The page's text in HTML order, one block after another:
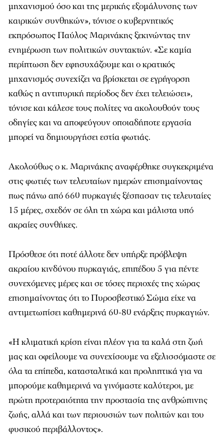
μηχανισμού όσο και της μερικής εξομάλυνσης των
καιρικών συνθηκών», τόνισε ο κυβερνητικός
εκπρόσωπος Παύλος Μαρινάκης ξεκινώντας την
ενημέρωση των πολιτικών συντακτών. «Σε καμία
περίπτωση δεν εφησυχάζουμε και ο κρατικός
μηχανισμός συνεχίζει να βρίσκεται σε εγρήγορση
καθώς η αντιπυρική περίοδος δεν έχει τελειώσει»,
τόνισε και κάλεσε τους πολίτες να ακολουθούν τους
οδηγίες και να αποφεύγουν οποιαδήποτε εργασία
μπορεί να δημιουργήσει εστία φωτιάς.
Ακολούθως ο κ. Μαρινάκης αναφέρθηκε συγκεκριμένα
στις φωτιές των τελευταίων ημερών επισημαίνοντας
πως πάνω από 660 πυρκαγιές ξέσπασαν τις τελευταίες
15 μέρες, σχεδόν σε όλη τη χώρα και μάλιστα υπό
ακραίες συνθήκες.
Πρόσθεσε ότι ποτέ άλλοτε δεν υπήρξε πρόβλεψη
ακραίου κινδύνου πυρκαγιάς, επιπέδου 5 για πέντε
συνεχόμενες μέρες και σε τόσες περιοχές της χώρας
επισημαίνοντας ότι το Πυροσβεστικό Σώμα είχε να
αντιμετωπίσει καθημερινά 60-80 ενάρξεις πυρκαγιών.
«Η κλιματική κρίση είναι πλέον για τα καλά στη ζωή
μας και οφείλουμε να συνεχίσουμε να εξελισσόμαστε σε
όλα τα επίπεδα, κατασταλτικά και προληπτικά για να
μπορούμε καθημερινά να γινόμαστε καλύτεροι, με
πρώτη προτεραιότητα την προστασία της ανθρώπινης
ζωής, αλλά και των περιουσιών των πολιτών και του
φυσικού περιβάλλοντος».